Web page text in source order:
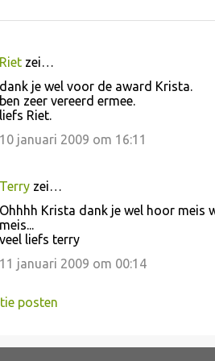
Rietzei…
dank je wel voor de award Krista.
ben zeer vereerd ermee.
liefs Riet.
10 januari 2009 om 16:11
Terryzei…
Ohhhh Krista dank je wel hoor meis
meis...
veel liefs terry
11 januari 2009 om 00:14
posten